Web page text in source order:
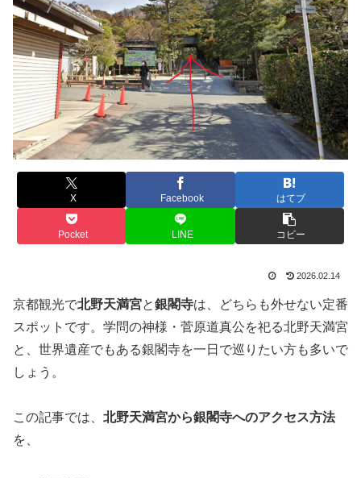
X Facebook はてブ
Pocket LINE コピー
2026.02.14
京都観光で北野天満宮と銀閣寺は、どちらも外せない定番
スポットです。学問の神様・菅原道真公を祀る北野天満宮
と、世界遺産でもある銀閣寺を一日で巡りたい方も多いで
しょう。
この記事では、 北野天満宮から銀閣寺へのアクセス方法
を、